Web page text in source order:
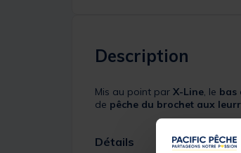
Description
Mis au point par X-Line, le bas
de pêche du brochet aux
Détails